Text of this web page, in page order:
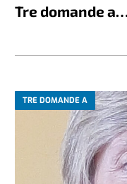
Tre domande
TRE DOMANDE A